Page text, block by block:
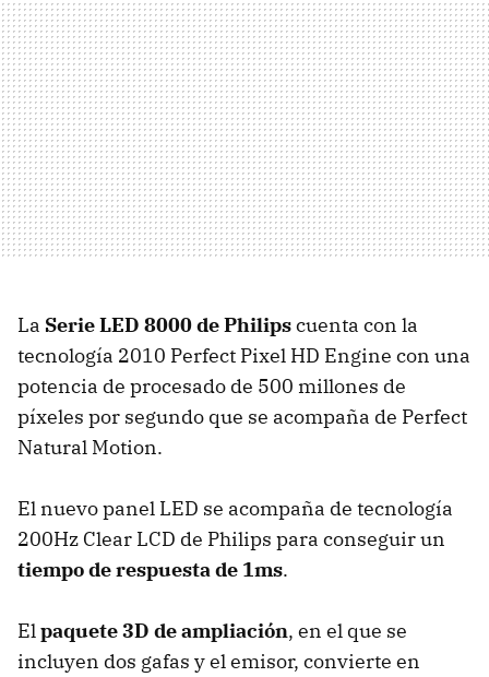
La SerieLED 8000 de Philipscuenta con la
tecnología 2010 Perfect Pixel HD Engine con una
potencia de procesado de 500 millones de
píxeles por segundo que se acompaña de Perfect
Natural Motion.
El nuevo panel LED se acompaña de tecnología
200Hz Clear LCD de Philips para conseguir un
tiempo de respuesta de 1ms.
Elpaquete 3D de ampliación, en el que se
incluyen dos gafas y el emisor, convierte en